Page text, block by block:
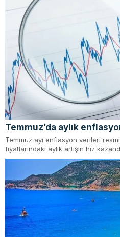
Temmuz’da aylık
Temmuz ayı enflasyon verileri
fiyatlarındaki aylık artışın hız